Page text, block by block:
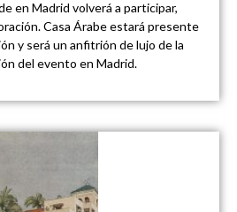
en Madrid volverá a participar,
Casa Árabe estará presente
y será un anfitrión de lujo de la
del evento en Madrid.